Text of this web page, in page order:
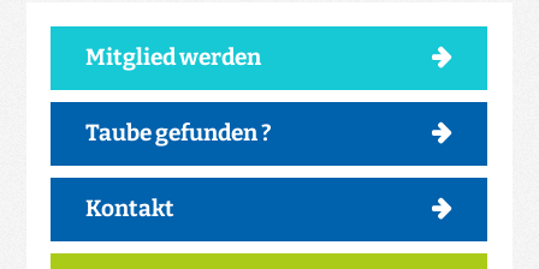
Mitglied werden
Taube gefunden ?
Kontakt